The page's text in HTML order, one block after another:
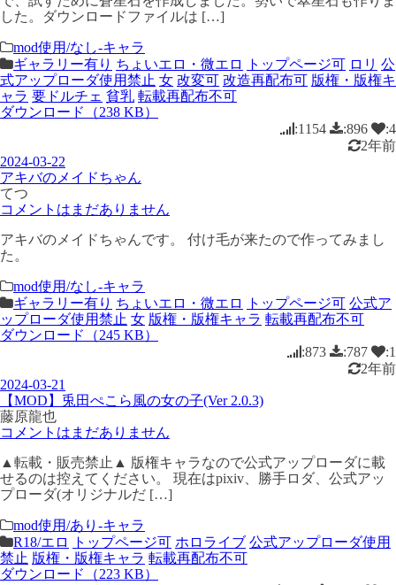
した。ダウンロードファイルは […]
mod使用/なし-キャラ
ギャラリー有り ちょいエロ・微エロ トップページ可 ロリ 公
式アップローダ使用禁止 女 改変可 改造再配布可 版権・版権キ
ャラ 要ドルチェ 貧乳 転載再配布不可
ダウンロード（238 KB）
:1154
:896
:4
2年前
2024-03-22
アキバのメイドちゃん
てつ
コメントはまだありません
アキバのメイドちゃんです。 付け毛が来たので作ってみまし
た。
mod使用/なし-キャラ
ギャラリー有り ちょいエロ・微エロ トップページ可 公式ア
ップローダ使用禁止 女 版権・版権キャラ 転載再配布不可
ダウンロード（245 KB）
:873
:787
:1
2年前
2024-03-21
【MOD】兎田ぺこら風の女の子(Ver 2.0.3)
藤原龍也
コメントはまだありません
▲転載・販売禁止▲ 版権キャラなので公式アップローダに載
せるのは控えてください。 現在はpixiv、勝手ロダ、公式アッ
プローダ(オリジナルだ […]
mod使用/あり-キャラ
R18/エロ
トップページ可 ホロライブ 公式アップローダ使用
禁止 版権・版権キャラ 転載再配布不可
ダウンロード（223 KB）